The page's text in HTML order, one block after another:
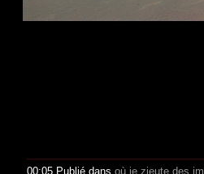
00:05 Publié dans où je zieute des